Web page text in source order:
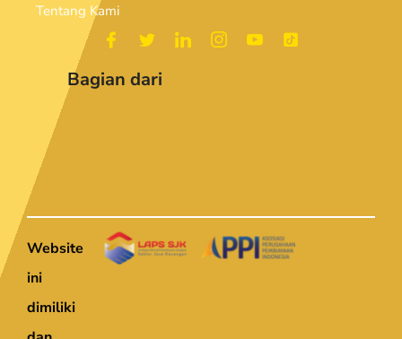
Tentang Kami
Bagian dari
Website
ini
dimiliki